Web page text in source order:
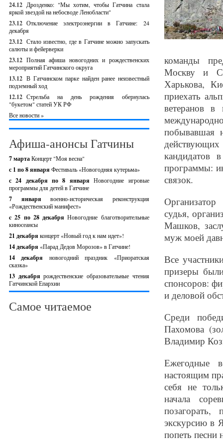
24.12 Дрозденко: "Мы хотим, чтобы Гатчина стала
яркой звездой на небосводе Ленобласти"
23.12 Отключение электроэнергии в Гатчине: 24
декабря
23.12 Стало известно, где в Гатчине можно запускать
салюты и фейерверки
23.12 Полная афиша новогодних и рождественских
мероприятий Гатчинского округа
13.12 В Гатчинском парке найден ранее неизвестный
подземный ход
12.12 Стрельба на день рождения обернулась
"букетом" статей УК РФ
Все новости »
Афиша-анонсы Гатчины
7 мартаКонцерт "Моя весна"
с 1 по 8 января Фестиваль «Новогодняя кутерьма»
с 24 декабря по 8 январяНовогодние игровые
программы для детей в Гатчине
7 январявоенно-историческая реконструкция
«Рождественский манифест»
c 25 по 28 декабряНовогодние благотворительные
киносеансы
21 декабря концерт «Новый год к нам идет»!
14 декабря «Парад Дедов Морозов» в Гатчине!
14 декабря новогодний праздник «Приоратская
сказка»
13 декабрярождественские образовательные чтения
Гатчинской Епархии
Самое читаемое
команды
Москву и
Харькова,
приехать
ветеранов
побывавшая
действующих
кандидатов
программы:
связок.
судья,
Машков,
муж моей
Все
призеры
спонсоров:
и деловой
Среди
Пахомова
Владимир
Ежегодные
настоящим
себя не
начала
позагорать,
экскурсию в
попеть песни